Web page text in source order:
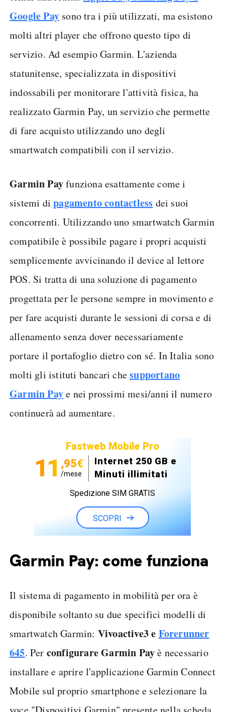
Google Pay sono tra i più utilizzati, ma esistono
molti altri player che offrono questo tipo di
servizio. Ad esempio Garmin. L'azienda
statunitense, specializzata in dispositivi
indossabili per monitorare l'attività fisica, ha
realizzato Garmin Pay, un servizio che permette
di fare acquisto utilizzando uno degli
smartwatch compatibili con il servizio.
Garmin Payfunziona esattamente come i
sistemi dipagamento contactless dei suoi
concorrenti. Utilizzando uno smartwatch Garmin
compatibile è possibile pagare i propri acquisti
semplicemente avvicinando il device al lettore
POS. Si tratta di una soluzione di pagamento
progettata per le persone sempre in movimento e
per fare acquisti durante le sessioni di corsa e di
allenamento senza dover necessariamente
portare il portafoglio dietro con sé. In Italia sono
molti gli istituti bancari chesupportano
Garmin Paye nei prossimi mesi/anni il numero
continuerà ad aumentare.
Fastweb Mobile Pro
11 ,95€
/mese
Internet 250 GB e
Minuti illimitati
Spedizione SIM GRATIS
SCOPRI
Garmin Pay: come funziona
Il sistema di pagamento in mobilità per ora è
disponibile soltanto su due specifici modelli di
smartwatch Garmin: Vivoactive3 e Forerunner
645. Per configurare Garmin Payè necessario
installare e aprire l'applicazione Garmin Connect
Mobile sul proprio smartphone e selezionare la